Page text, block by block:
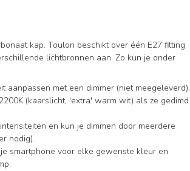
kap. Toulon beschikt over één E27 fitting
lichtbronnen aan. Zo kun je onder
aanpassen met een dimmer (niet meegeleverd).
(kaarslicht, 'extra' warm wit) als ze gedimd
en kun je dimmen door meerdere
nodig).
smartphone voor elke gewenste kleur en